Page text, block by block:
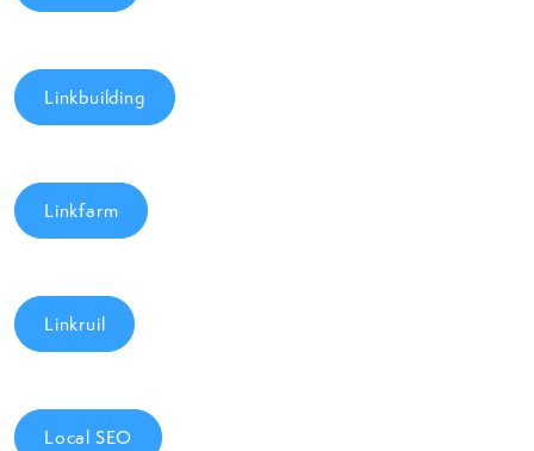
Linkbuilding
Linkfarm
Linkruil
Local SEO